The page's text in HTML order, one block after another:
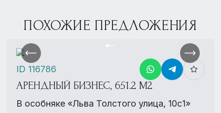
ПОХОЖИЕ ПРЕДЛОЖЕНИЯ
АРЕНДНЫЙ БИЗНЕС, 651.2 М2
В особняке «Льва Толстого улица, 10с1»
ID 116786